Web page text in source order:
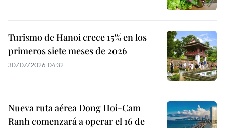
Turismo de Hanoi crece 15% en los
primeros siete meses de 2026
30/07/2026 04:32
Nueva ruta aérea Dong Hoi-Cam
Ranh comenzará a operar el 16 de